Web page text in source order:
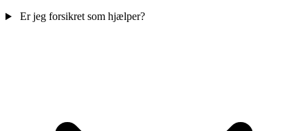
Er jeg forsikret som hjælper?